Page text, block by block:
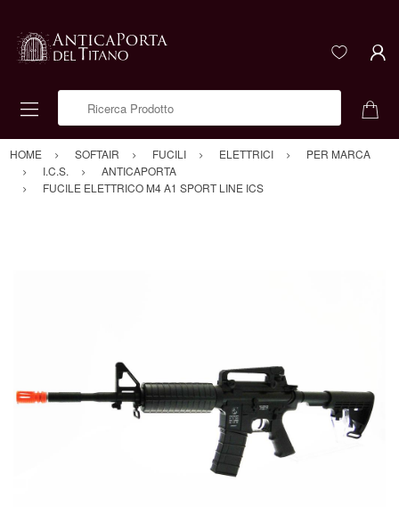
HOME SOFTAIR FUCILI ELETTRICI
PER MARCA
I.C.S.
ANTICAPORTA
FUCILE ELETTRICO M4 A1 SPORT LINE ICS